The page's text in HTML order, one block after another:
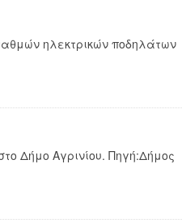
ηλεκτρικών ποδηλάτων
Δήμο Αγρινίου. Πηγή:Δήμος